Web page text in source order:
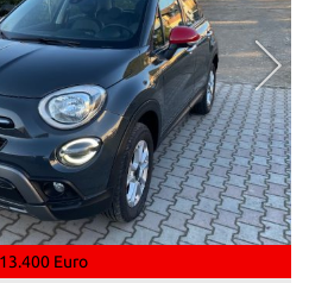
13.400 Euro